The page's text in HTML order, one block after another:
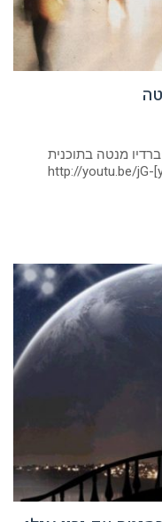
מנטה בתוכנית
חגיגה עם אומנים עם שוקי ועידן [youtube]http://youtu.be/jG-